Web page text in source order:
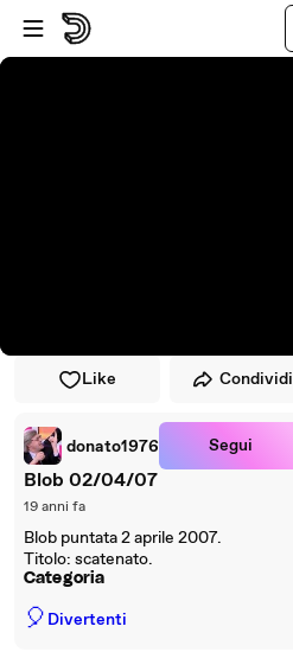
Vai al lettore
Passa al contenuto principale
Like Condividi
donato1976 Segui
Blob 02/04/07
19 anni fa
Blob puntata 2 aprile 2007.
Titolo: scatenato.
Categoria
🎈 Divertenti